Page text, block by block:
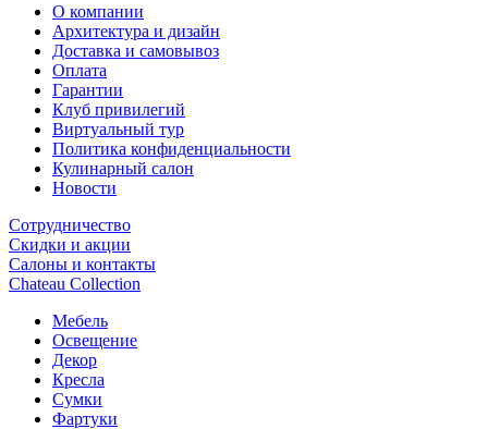
О компании
Архитектура и дизайн
Доставка и самовывоз
Оплата
Гарантии
Клуб привилегий
Виртуальный тур
Политика конфиденциальности
Кулинарный салон
Новости
Сотрудничество
Скидки и акции
Салоны и контакты
Chateau Collection
Мебель
Освещение
Декор
Кресла
Сумки
Фартуки